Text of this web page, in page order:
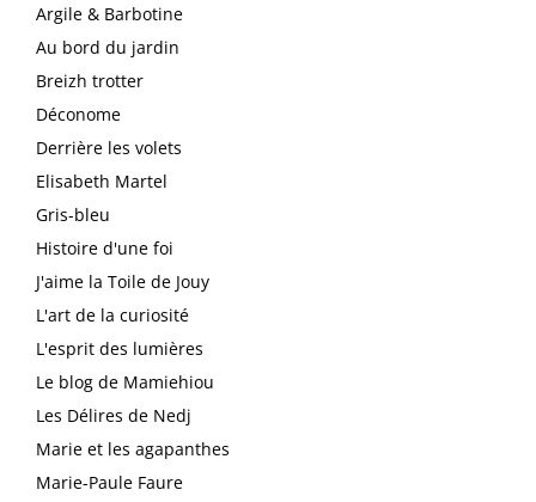
Argile & Barbotine
Au bord du jardin
Breizh trotter
Déconome
Derrière les volets
Elisabeth Martel
Gris-bleu
Histoire d'une foi
J'aime la Toile de Jouy
L'art de la curiosité
L'esprit des lumières
Le blog de Mamiehiou
Les Délires de Nedj
Marie et les agapanthes
Marie-Paule Faure